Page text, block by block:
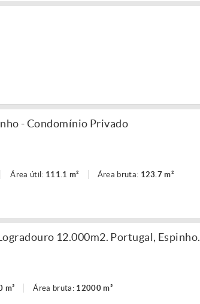
- Condomínio Privado
Área útil: 111.1 m² Área bruta: 123.7 m²
12.000m2. Portugal, Espinho.
m² Área bruta: 12000 m²